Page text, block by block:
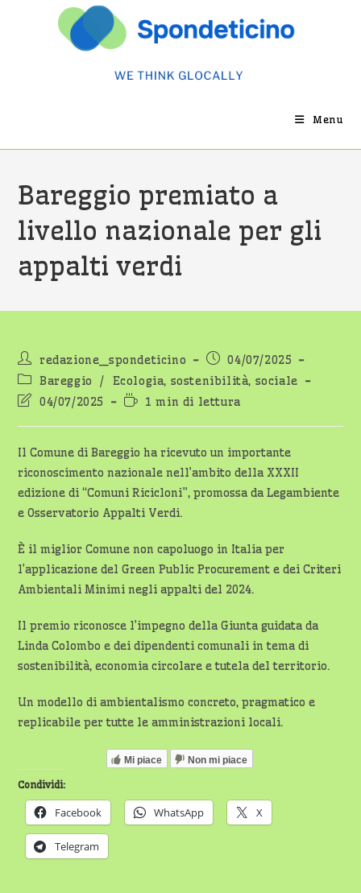
Menu
Bareggio premiato a
livello nazionale per gli
appalti verdi
Autore
dell'articolo:
redazione_spondeticino
Articolo
pubblicato:
04/07/2025
Categoria
dell'articolo:
Bareggio /
Ecologia, sostenibilità, sociale
Ultima
dell'articolo:
04/07/2025
Tempo
lettura:
1 min di lettura
Il Comune di Bareggio ha ricevuto un importante
riconoscimento nazionale nell’ambito della XXXII
edizione di “Comuni Ricicloni”, promossa da Legambiente
e Osservatorio Appalti Verdi.
È il miglior Comune non capoluogo in Italia per
l’applicazione del Green Public Procurement e dei Criteri
Ambientali Minimi negli appalti del 2024.
Il premio riconosce l’impegno della Giunta guidata da
Linda Colombo e dei dipendenti comunali in tema di
sostenibilità, economia circolare e tutela del territorio.
Un modello di ambientalismo concreto, pragmatico e
replicabile per tutte le amministrazioni locali.
Mi piace Non mi piace
Condividi:
Facebook WhatsApp X
Telegram